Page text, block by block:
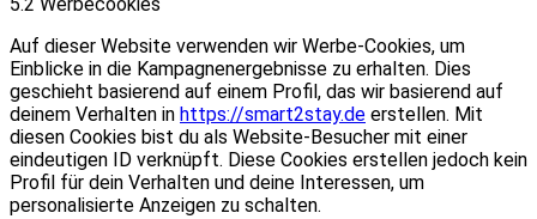
Auf dieser Website verwenden wir Werbe-Cookies, um
Einblicke in die Kampagnenergebnisse zu erhalten. Dies
geschieht basierend auf einem Profil, das wir basierend auf
deinem Verhalten in https://smart2stay.de erstellen. Mit
diesen Cookies bist du als Website-Besucher mit einer
eindeutigen ID verknüpft. Diese Cookies erstellen jedoch kein
Profil für dein Verhalten und deine Interessen, um
personalisierte Anzeigen zu schalten.